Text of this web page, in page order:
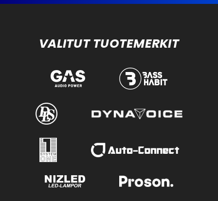
VALITUT TUOTEMERKIT